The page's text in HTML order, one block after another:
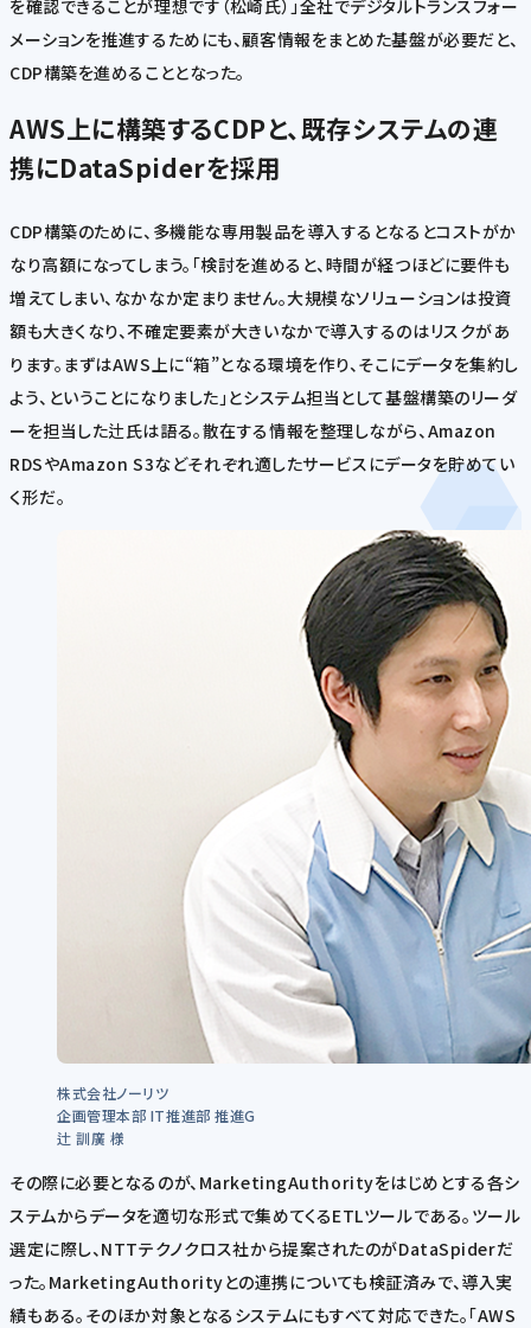
を確認できることが理想です（松崎氏）」全社でデジタルトランスフォー
メーションを推進するためにも、顧客情報をまとめた基盤が必要だと、
CDP構築を進めることとなった。
AWS上に構築するCDPと、既存システムの連
携にDataSpiderを採用
CDP構築のために、多機能な専用製品を導入するとなるとコストがか
なり高額になってしまう。「検討を進めると、時間が経つほどに要件も
増えてしまい、なかなか定まりません。大規模なソリューションは投資
額も大きくなり、不確定要素が大きいなかで導入するのはリスクがあ
ります。まずはAWS上に“箱”となる環境を作り、そこにデータを集約し
よう、ということになりました」とシステム担当として基盤構築のリーダ
ーを担当した辻氏は語る。散在する情報を整理しながら、Amazon
RDSやAmazon S3などそれぞれ適したサービスにデータを貯めてい
く形だ。
株式会社ノーリツ
企画管理本部 IT推進部 推進G
辻 訓廣 様
その際に必要となるのが、MarketingAuthorityをはじめとする各シ
ステムからデータを適切な形式で集めてくるETLツールである。ツール
選定に際し、NTTテクノクロス社から提案されたのがDataSpiderだ
った。MarketingAuthorityとの連携についても検証済みで、導入実
績もある。そのほか対象となるシステムにもすべて対応できた。「AWS